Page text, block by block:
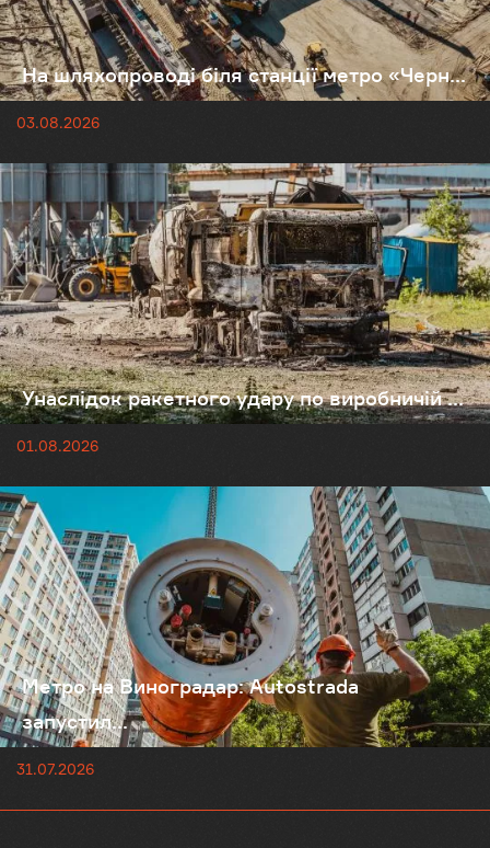
На шляхопроводі біля станції метро «Черн...
03.08.2026
Унаслідок ракетного удару по виробничій ...
01.08.2026
Метро на Виноградар: Autostrada
запустил...
31.07.2026